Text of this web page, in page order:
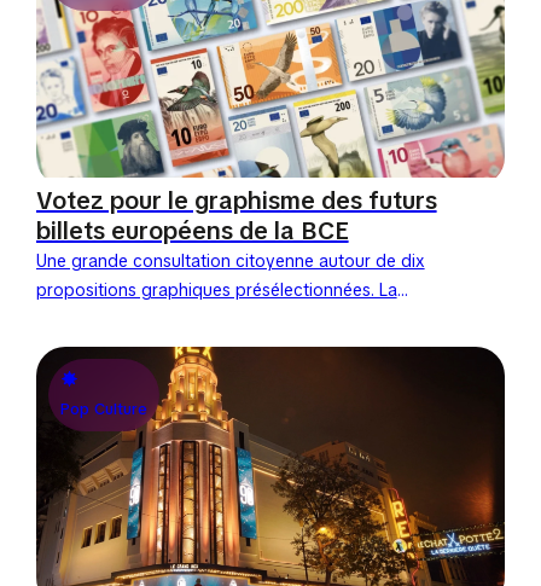
Votez pour le graphisme des futurs
billets européens de la BCE
Une grande consultation citoyenne autour de dix
propositions graphiques présélectionnées. La
graphiques retenus pour créer la future série de...
Pop Culture